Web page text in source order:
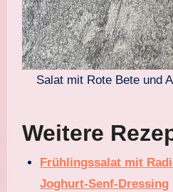
Salat mit Rote Bete und
Weitere
Frühlingssalat mit
Joghurt-Senf-Dressing